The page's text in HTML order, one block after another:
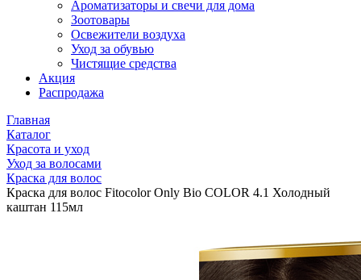
Ароматизаторы и свечи для дома
Зоотовары
Освежители воздуха
Уход за обувью
Чистящие средства
Акция
Распродажа
Главная
Каталог
Красота и уход
Уход за волосами
Краска для волос
Краска для волос Fitocolor Only Bio COLOR 4.1 Холодный
каштан 115мл